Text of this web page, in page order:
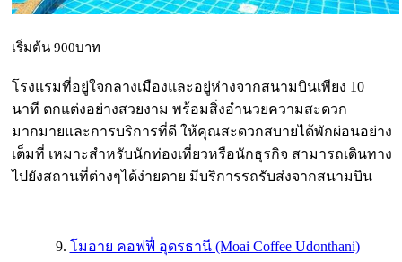
เริ่มต้น 900บาท
โรงแรมที่อยู่ใจกลางเมืองและอยู่ห่างจากสนามบินเพียง 10
นาที ตกแต่งอย่างสวยงาม พร้อมสิ่งอำนวยความสะดวก
มากมายและการบริการที่ดี ให้คุณสะดวกสบายได้พักผ่อนอย่าง
เต็มที่ เหมาะสำหรับนักท่องเที่ยวหรือนักธุรกิจ สามารถเดินทาง
ไปยังสถานที่ต่างๆได้ง่ายดาย มีบริการรถรับส่งจากสนามบิน
9. โมอาย คอฟฟี่ อุดรธานี (Moai Coffee Udonthani)